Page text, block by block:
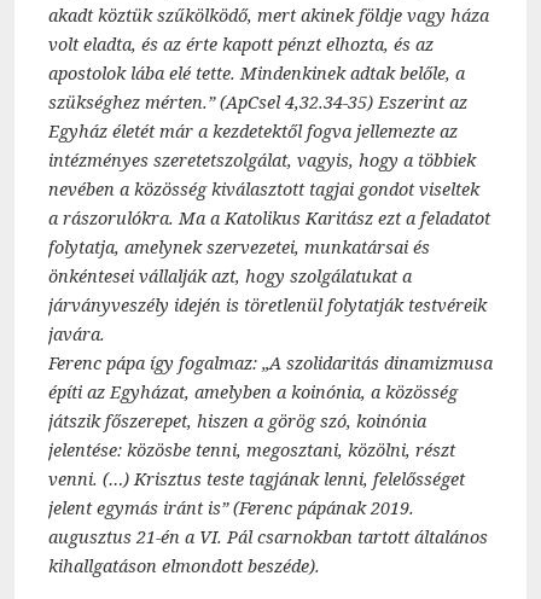
akadt köztük szűkölködő, mert akinek földje vagy háza
volt eladta, és az érte kapott pénzt elhozta, és az
apostolok lába elé tette. Mindenkinek adtak belőle, a
szükséghez mérten.” (ApCsel 4,32.34-35) Eszerint az
Egyház életét már a kezdetektől fogva jellemezte az
intézményes szeretetszolgálat, vagyis, hogy a többiek
nevében a közösség kiválasztott tagjai gondot viseltek
a rászorulókra. Ma a Katolikus Karitász ezt a feladatot
folytatja, amelynek szervezetei, munkatársai és
önkéntesei vállalják azt, hogy szolgálatukat a
járványveszély idején is töretlenül folytatják testvéreik
javára.
Ferenc pápa így fogalmaz: „A szolidaritás dinamizmusa
építi az Egyházat, amelyben a koinónia, a közösség
játszik főszerepet, hiszen a görög szó, koinónia
jelentése: közösbe tenni, megosztani, közölni, részt
venni. (…) Krisztus teste tagjának lenni, felelősséget
jelent egymás iránt is” (Ferenc pápának 2019.
augusztus 21-én a VI. Pál csarnokban tartott általános
kihallgatáson elmondott beszéde).